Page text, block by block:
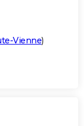
Vienne)